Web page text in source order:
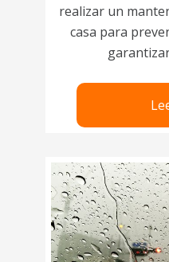
realizar un
casa para